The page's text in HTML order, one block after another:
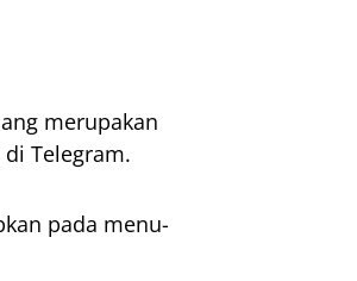
merupakan
Telegram.
pada menu-